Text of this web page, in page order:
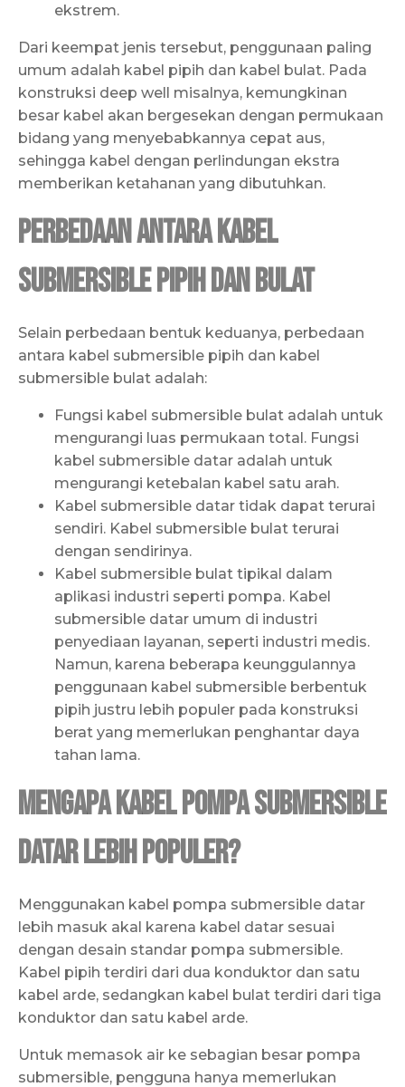
ekstrem.
Dari keempat jenis tersebut, penggunaan paling
umum adalah kabel pipih dan kabel bulat. Pada
konstruksi deep well misalnya, kemungkinan
besar kabel akan bergesekan dengan permukaan
bidang yang menyebabkannya cepat aus,
sehingga kabel dengan perlindungan ekstra
memberikan ketahanan yang dibutuhkan.
Perbedaan antara Kabel
Submersible Pipih dan Bulat
Selain perbedaan bentuk keduanya, perbedaan
antara kabel submersible pipih dan kabel
submersible bulat adalah:
Fungsi kabel submersible bulat adalah untuk
mengurangi luas permukaan total. Fungsi
kabel submersible datar adalah untuk
mengurangi ketebalan kabel satu arah.
Kabel submersible datar tidak dapat terurai
sendiri. Kabel submersible bulat terurai
dengan sendirinya.
Kabel submersible bulat tipikal dalam
aplikasi industri seperti pompa. Kabel
submersible datar umum di industri
penyediaan layanan, seperti industri medis.
Namun, karena beberapa keunggulannya
penggunaan kabel submersible berbentuk
pipih justru lebih populer pada konstruksi
berat yang memerlukan penghantar daya
tahan lama.
Mengapa Kabel Pompa Submersible
Datar Lebih Populer?
Menggunakan kabel pompa submersible datar
lebih masuk akal karena kabel datar sesuai
dengan desain standar pompa submersible.
Kabel pipih terdiri dari dua konduktor dan satu
kabel arde, sedangkan kabel bulat terdiri dari tiga
konduktor dan satu kabel arde.
Untuk memasok air ke sebagian besar pompa
submersible, pengguna hanya memerlukan